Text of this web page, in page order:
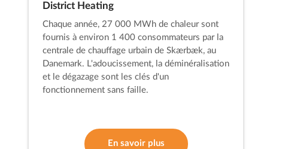
District Heating
Chaque année, 27 000 MWh de chaleur sont
fournis à environ 1 400 consommateurs par la
centrale de chauffage urbain de Skærbæk, au
Danemark. L'adoucissement, la déminéralisation
et le dégazage sont les clés d'un
fonctionnement sans faille.
En savoir plus